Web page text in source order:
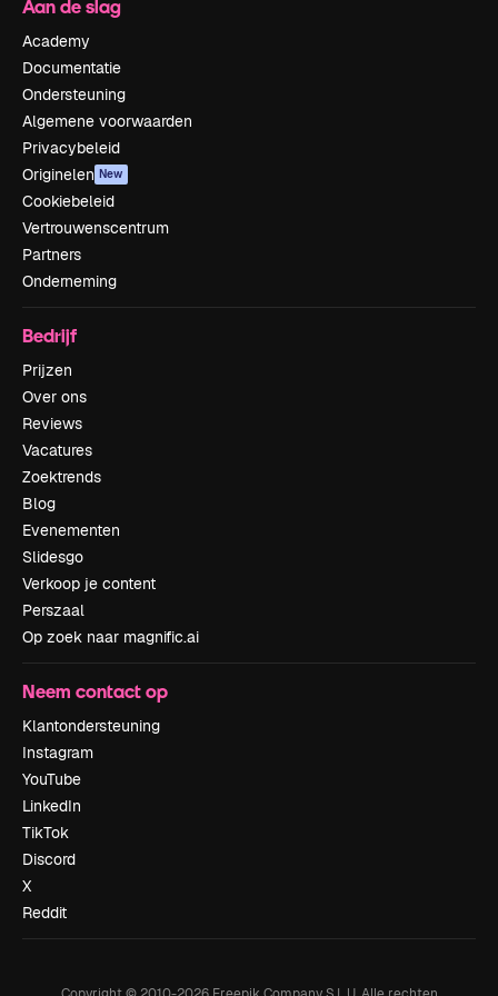
Aan de slag
Academy
Documentatie
Ondersteuning
Algemene voorwaarden
Privacybeleid
Originelen New
Cookiebeleid
Vertrouwenscentrum
Partners
Onderneming
Bedrijf
Prijzen
Over ons
Reviews
Vacatures
Zoektrends
Blog
Evenementen
Slidesgo
Verkoop je content
Perszaal
Op zoek naar magnific.ai
Neem contact op
Klantondersteuning
Instagram
YouTube
LinkedIn
TikTok
Discord
X
Reddit